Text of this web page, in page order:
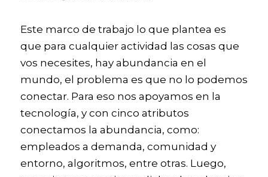
Este marco de trabajo lo que plantea es
que para cualquier actividad las cosas que
vos necesites, hay abundancia en el
mundo, el problema es que no lo podemos
conectar. Para eso nos apoyamos en la
tecnología, y con cinco atributos
conectamos la abundancia, como:
empleados a demanda, comunidad y
entorno, algoritmos, entre otras. Luego,